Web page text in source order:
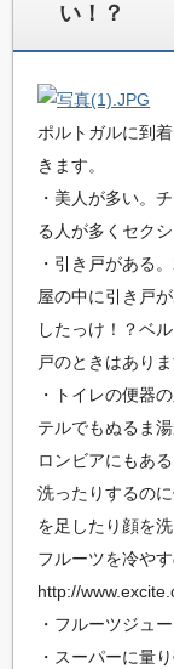
い！？
ポルトガルに到
きます。
・美人が多い。
る人が多くセクシ
・引き戸がある
屋の中に引き戸
したっけ！？ベ
戸のときはありま
・トイレの便器
テルでもぬるま
ロンビアにもあ
洗ったりするの
を足したり顔を
フルーツを冷や
http://
・フルーツジュ
・スーパーに量